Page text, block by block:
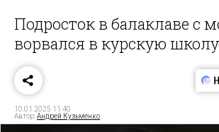
Подросток в балаклаве с
ворвался в курскую школу
10.01.2025 11:40
Автор:Андрей Кузьменко